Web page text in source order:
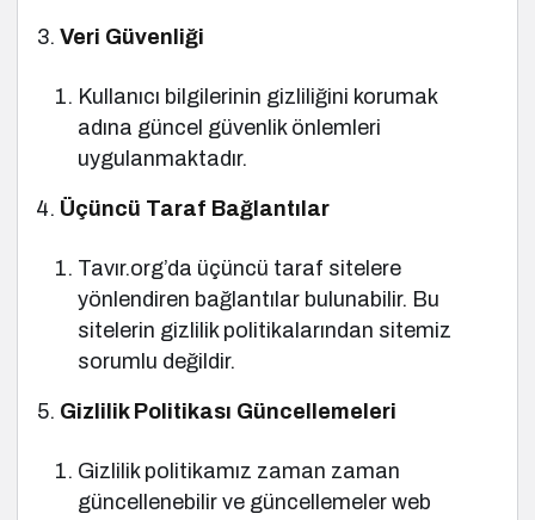
Veri Güvenliği
Kullanıcı bilgilerinin gizliliğini korumak
adına güncel güvenlik önlemleri
uygulanmaktadır.
Üçüncü Taraf Bağlantılar
Tavır.org’da üçüncü taraf sitelere
yönlendiren bağlantılar bulunabilir. Bu
sitelerin gizlilik politikalarından sitemiz
sorumlu değildir.
Gizlilik Politikası Güncellemeleri
Gizlilik politikamız zaman zaman
güncellenebilir ve güncellemeler web